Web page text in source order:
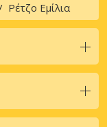
Ρέτζο Εμίλια